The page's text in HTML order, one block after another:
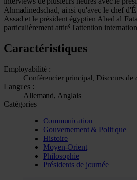
Ahmadinedschad, ainsi qu'avec le chef
Assad et le président égyptien Abed al-
particulièrement attiré l'attention
Caractéristiques
Employabilité :
Conférencier principal, Discours de
Langues :
Allemand, Anglais
Catégories
Communication
Gouvernement & Politique
Histoire
Moyen-Orient
Philosophie
Présidents de journée